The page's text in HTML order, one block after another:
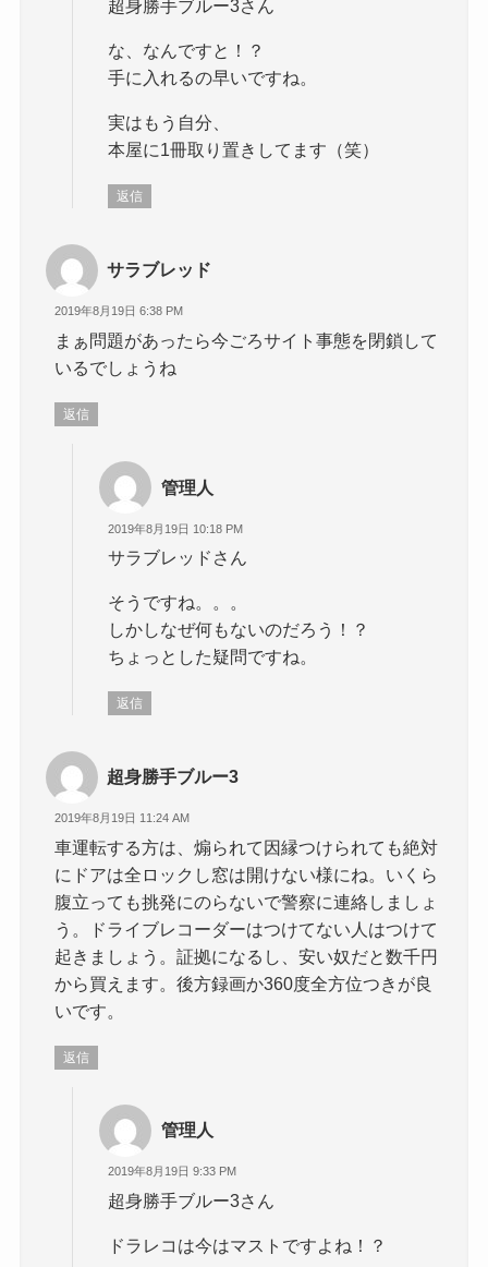
超身勝手ブルー3さん
な、なんですと！？
手に入れるの早いですね。
実はもう自分、
本屋に1冊取り置きしてます（笑）
返信
サラブレッド
2019年8月19日 6:38 PM
まぁ問題があったら今ごろサイト事態を閉鎖して
いるでしょうね
返信
管理人
2019年8月19日 10:18 PM
サラブレッドさん
そうですね。。。
しかしなぜ何もないのだろう！？
ちょっとした疑問ですね。
返信
超身勝手ブルー3
2019年8月19日 11:24 AM
車運転する方は、煽られて因縁つけられても絶対
にドアは全ロックし窓は開けない様にね。いくら
腹立っても挑発にのらないで警察に連絡しましょ
う。ドライブレコーダーはつけてない人はつけて
起きましょう。証拠になるし、安い奴だと数千円
から買えます。後方録画か360度全方位つきが良
いです。
返信
管理人
2019年8月19日 9:33 PM
超身勝手ブルー3さん
ドラレコは今はマストですよね！？